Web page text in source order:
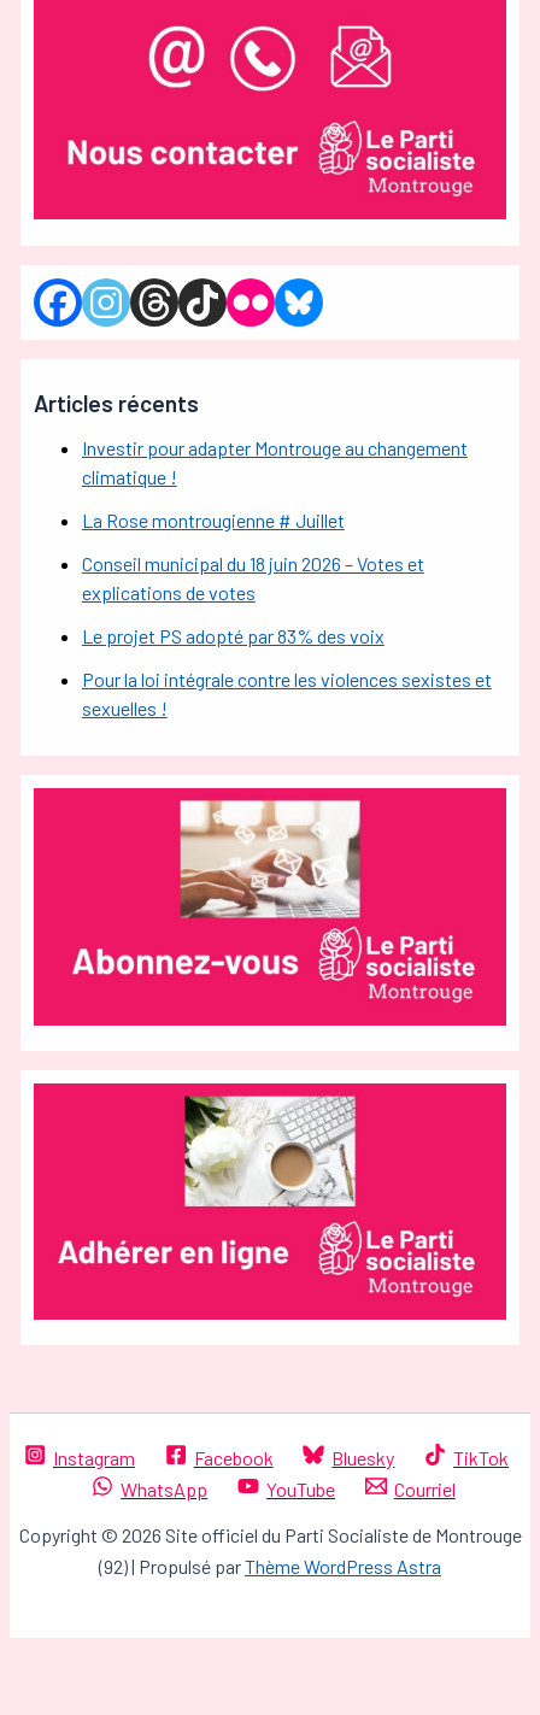
Articles récents
Investir pour adapter Montrouge au changement
climatique !
La Rose montrougienne # Juillet
Conseil municipal du 18 juin 2026 – Votes et
explications de votes
Le projet PS adopté par 83% des voix
Pour la loi intégrale contre les violences sexistes et
sexuelles !
Instagram Facebook Bluesky
TikTok
WhatsApp
YouTube Courriel
Copyright © 2026 Site officiel du Parti Socialiste de Montrouge
(92) | Propulsé parThème WordPress Astra